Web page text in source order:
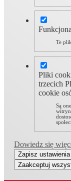
Te
Pliki
trzecich
cookie
Są
Dowiedz się